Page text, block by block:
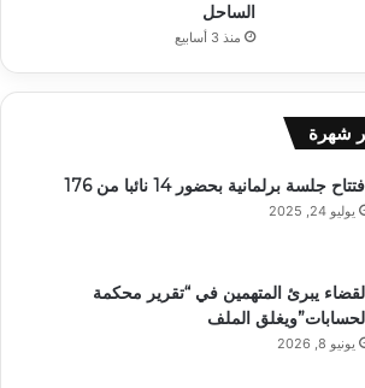
الساحل
منذ 3 أسابيع
شهرة
إفتتاح جلسة برلمانية بحضور 14 نائبا من 176
يوليو 24, 2025
القضاء يبرئ المتهمين في “تقرير محكمة
الحسابات”ويغلق الملف
يونيو 8, 2026